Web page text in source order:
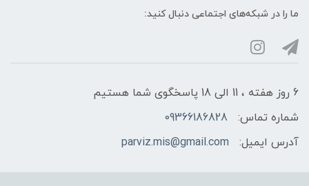
ما را در شبکه‌های اجتماعی دنبال کنید:
6 روز هفته ، 11 الی 18 پاسخگوی شما هستیم
شماره تماس:
09366186828
آدرس ایمیل:
parviz.mis@gmail.com